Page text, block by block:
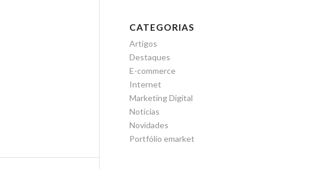
CATEGORIAS
Artigos
Destaques
E-commerce
Internet
Marketing Digital
Notícias
Novidades
Portfólio emarket